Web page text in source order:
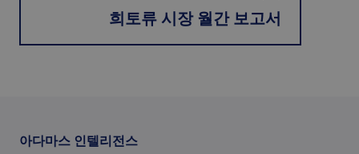
희토류 시장 월간 보고서
아다마스 인텔리전스